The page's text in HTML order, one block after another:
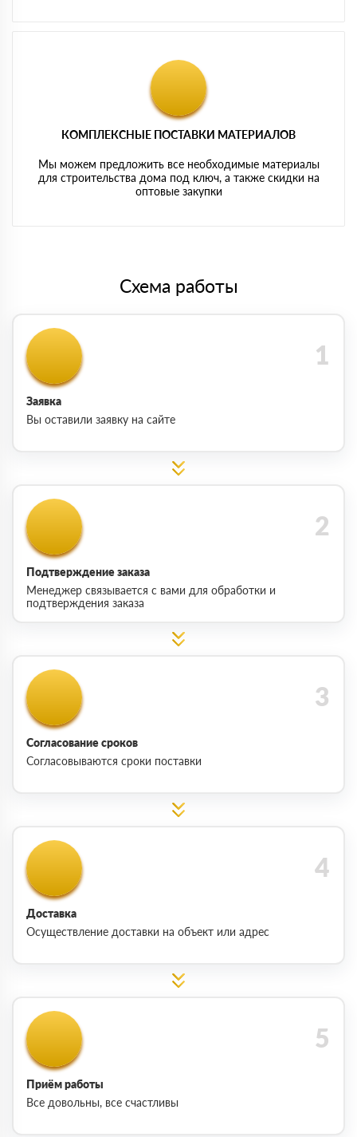
КОМПЛЕКСНЫЕ ПОСТАВКИ МАТЕРИАЛОВ
Мы можем предложить все необходимые материалы
для строительства дома под ключ, а также скидки на
оптовые закупки
Схема работы
Заявка
Вы оставили заявку на сайте
Подтверждение заказа
Менеджер связывается с вами для обработки и
подтверждения заказа
Согласование сроков
Согласовываются сроки поставки
Доставка
Осуществление доставки на объект или адрес
Приём работы
Все довольны, все счастливы